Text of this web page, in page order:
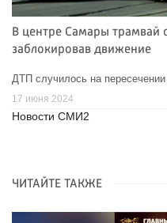
В центре Самары трамвай
заблокировав движение
ДТП случилось на
17 июня 2024
Новости СМИ2
ЧИТАЙТЕ ТАКЖЕ